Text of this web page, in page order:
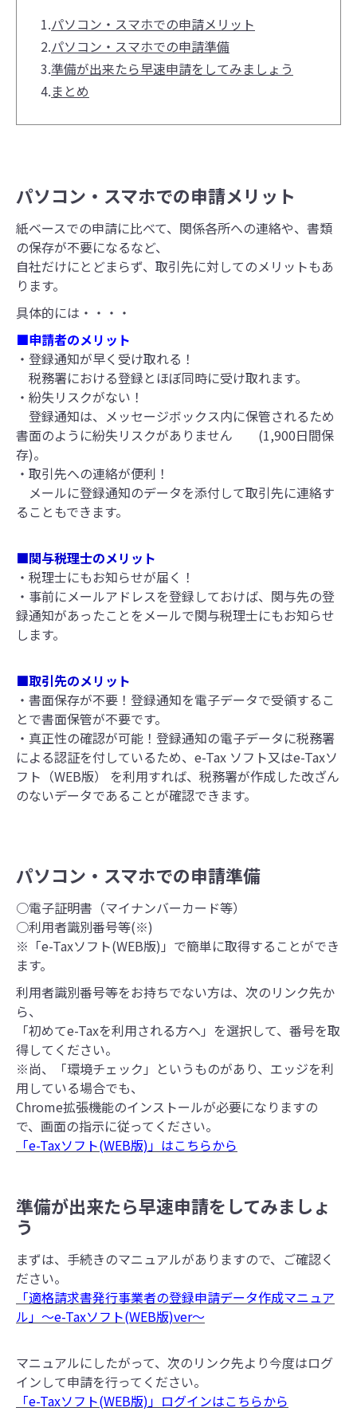
1.パソコン・スマホでの申請メリット
2.パソコン・スマホでの申請準備
3.準備が出来たら早速申請をしてみましょう
4.まとめ
パソコン・スマホでの申請メリット
紙ベースでの申請に比べて、関係各所への連絡や、書類
の保存が不要になるなど、
自社だけにとどまらず、取引先に対してのメリットもあ
ります。
具体的には・・・・
■申請者のメリット
・登録通知が早く受け取れる！
税務署における登録とほぼ同時に受け取れます。
・紛失リスクがない！
登録通知は、メッセージボックス内に保管されるため
書面のように紛失リスクがありません (1,900日間保
存)。
・取引先への連絡が便利！
メールに登録通知のデータを添付して取引先に連絡す
ることもできます。
■関与税理士のメリット
・税理士にもお知らせが届く！
・事前にメールアドレスを登録しておけば、関与先の登
録通知があったことをメールで関与税理士にもお知らせ
します。
■取引先のメリット
・書面保存が不要！登録通知を電子データで受領するこ
とで書面保管が不要です。
・真正性の確認が可能！登録通知の電子データに税務署
による認証を付しているため、e-Tax ソフト又はe-Taxソ
フト（WEB版） を利用すれば、税務署が作成した改ざん
のないデータであることが確認できます。
パソコン・スマホでの申請準備
○電子証明書（マイナンバーカード等）
○利用者識別番号等(※)
※「e-Taxソフト(WEB版)」で簡単に取得することができ
ます。
利用者識別番号等をお持ちでない方は、次のリンク先か
ら、
「初めてe-Taxを利用される方へ」を選択して、番号を取
得してください。
※尚、「環境チェック」というものがあり、エッジを利
用している場合でも、
Chrome拡張機能のインストールが必要になりますの
で、画面の指示に従ってください。
「e-Taxソフト(WEB版)」はこちらから
準備が出来たら早速申請をしてみましょ
う
まずは、手続きのマニュアルがありますので、ご確認く
ださい。
「適格請求書発行事業者の登録申請データ作成マニュア
ル」～e-Taxソフト(WEB版)ver～
マニュアルにしたがって、次のリンク先より今度はログ
インして申請を行ってください。
「e-Taxソフト(WEB版)」ログインはこちらから